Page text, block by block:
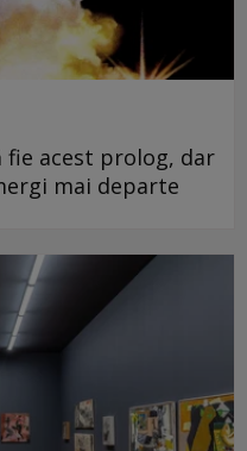
fie acest prolog, dar
mai departe